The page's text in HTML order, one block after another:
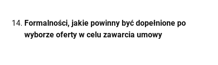
Formalności, jakie powinny być dopełnione po
wyborze oferty w celu zawarcia umowy